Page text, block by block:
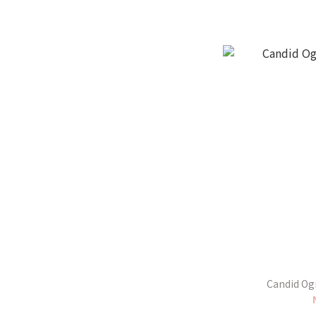
Candid